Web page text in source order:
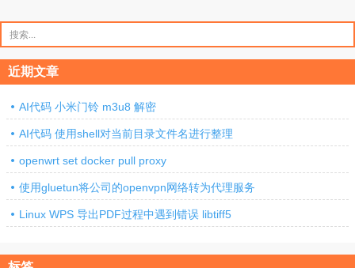
索：
近期文章
AI代码 小米门铃 m3u8 解密
AI代码 使用shell对当前目录文件名进行整理
openwrt set docker pull proxy
使用gluetun将公司的openvpn网络转为代理服务
Linux WPS 导出PDF过程中遇到错误 libtiff5